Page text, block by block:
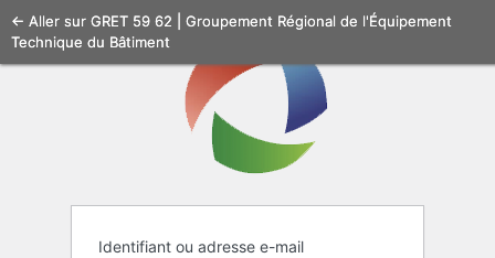
Se
connecter
Identifiant ou adresse e-mail
← Aller sur GRET 59 62 | Groupement Régional de l'Équipement
Technique du Bâtiment